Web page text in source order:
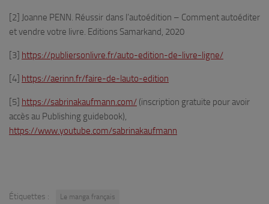
[2] Joanne PENN. Réussir dans l’autoédition – Comment autoéditer
et vendre votre livre. Editions Samarkand, 2020
[3] https://publiersonlivre.fr/auto-edition-de-livre-ligne/
[4] https://aerinn.fr/faire-de-lauto-edition
[5] https://sabrinakaufmann.com/ (inscription gratuite pour avoir
accès au Publishing guidebook),
https://www.youtube.com/sabrinakaufmann
Étiquettes : Le manga français